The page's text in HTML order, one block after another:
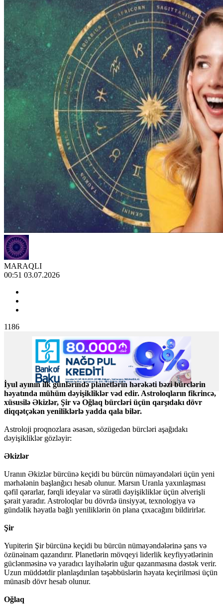
MARAQLI
00:51 03.07.2026
1186
İyul ayının ilk günlərində planetlərin hərəkəti bəzi bürclərin
həyatında mühüm dəyişikliklər vəd edir. Astroloqların fikrincə,
xüsusilə Əkizlər, Şir və Oğlaq bürcləri üçün qarşıdakı dövr
diqqətçəkən yeniliklərlə yadda qala bilər.
Astroloji proqnozlara əsasən, sözügedən bürcləri aşağıdakı
dəyişikliklər gözləyir:
Əkizlər
Uranın Əkizlər bürcünə keçidi bu bürcün nümayəndələri üçün yeni
mərhələnin başlanğıcı hesab olunur. Marsın Uranla yaxınlaşması
qəfil qərarlar, fərqli ideyalar və sürətli dəyişikliklər üçün əlverişli
şərait yaradır. Astroloqlar bu dövrdə ünsiyyət, texnologiya və
gündəlik həyatla bağlı yeniliklərin ön plana çıxacağını bildirirlər.
Şir
Yupiterin Şir bürcünə keçidi bu bürcün nümayəndələrinə şans və
özünəinam qazandırır. Planetlərin mövqeyi liderlik keyfiyyətlərinin
güclənməsinə və yaradıcı layihələrin uğur qazanmasına dəstək verir.
Uzun müddətdir planlaşdırılan təşəbbüslərin həyata keçirilməsi üçün
münasib dövr hesab olunur.
Oğlaq